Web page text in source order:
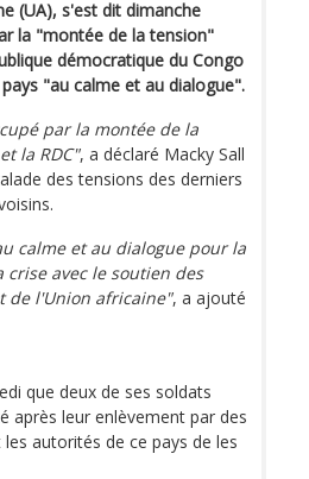
(UA), s'est dit dimanche
la "montée de la tension"
démocratique du Congo
"au calme et au dialogue".
par la montée de la
la RDC", a déclaré Macky Sall
des tensions des derniers
calme et au dialogue pour la
avec le soutien des
de l'Union africaine", a ajouté
que deux de ses soldats
après leur enlèvement par des
autorités de ce pays de les